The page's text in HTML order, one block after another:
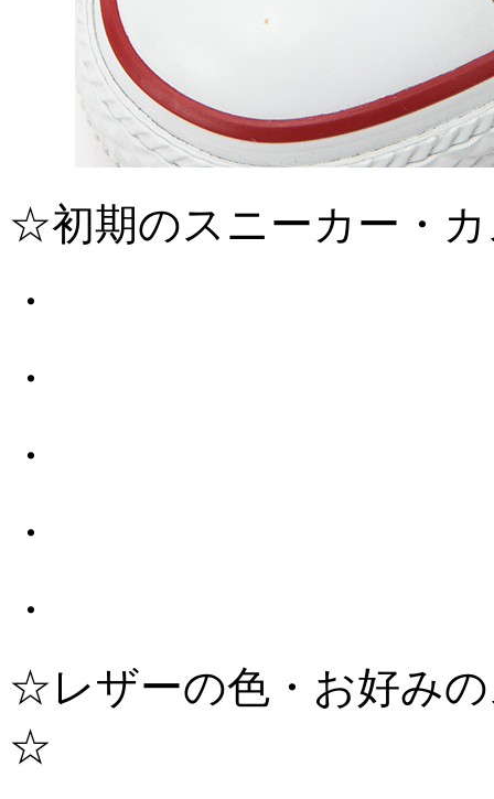
☆初期のスニーカー・
・
・
・
・
・
☆レザーの色・お好み
☆